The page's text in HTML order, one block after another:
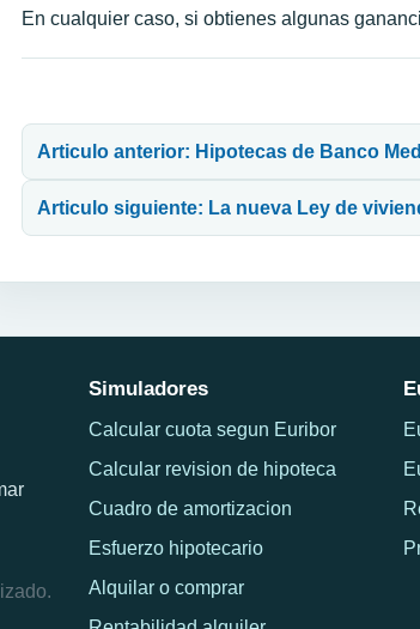
En cualquier caso, si obtienes algunas
Articulo anterior: Hipotecas de Banco
Articulo siguiente: La nueva Ley de
Simuladores
Calcular cuota segun Euribor
Calcular revision de hipoteca
Cuadro de amortizacion
Esfuerzo hipotecario
Alquilar o comprar